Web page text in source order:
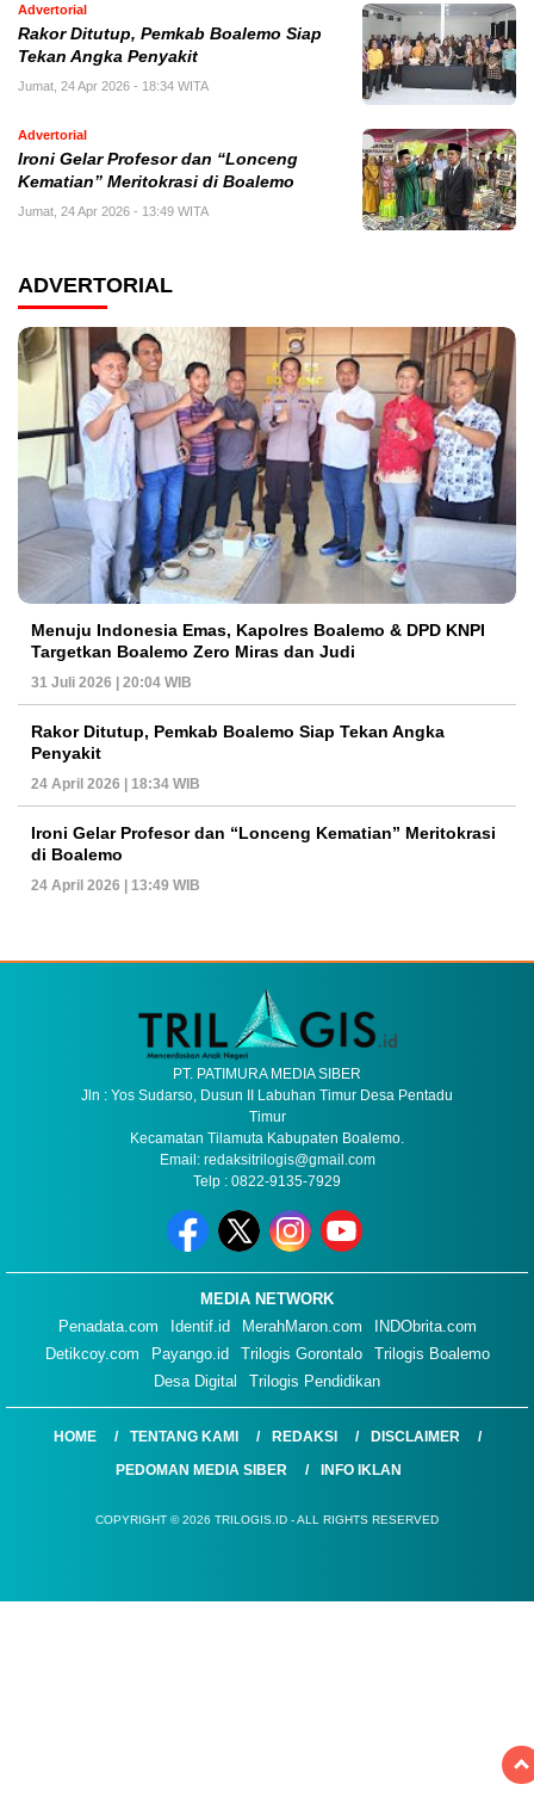
Advertorial
Rakor Ditutup, Pemkab Boalemo Siap
Tekan Angka Penyakit
Jumat, 24 Apr 2026 - 18:34 WITA
Advertorial
Ironi Gelar Profesor dan “Lonceng
Kematian” Meritokrasi di Boalemo
Jumat, 24 Apr 2026 - 13:49 WITA
ADVERTORIAL
Menuju Indonesia Emas, Kapolres Boalemo & DPD KNPI
Targetkan Boalemo Zero Miras dan Judi
31 Juli 2026 | 20:04 WIB
Rakor Ditutup, Pemkab Boalemo Siap Tekan Angka
Penyakit
24 April 2026 | 18:34 WIB
Ironi Gelar Profesor dan “Lonceng Kematian” Meritokrasi
di Boalemo
24 April 2026 | 13:49 WIB
PT. PATIMURA MEDIA SIBER
Jln : Yos Sudarso, Dusun II Labuhan Timur Desa Pentadu
Timur
Kecamatan Tilamuta Kabupaten Boalemo.
Email: redaksitrilogis@gmail.com
Telp : 0822-9135-7929
MEDIA NETWORK
Penadata.com
Identif.id MerahMaron.com
INDObrita.com
Detikcoy.com
Payango.id Trilogis Gorontalo
Trilogis Boalemo
Desa Digital
Trilogis Pendidikan
HOME TENTANG KAMI REDAKSI
DISCLAIMER
PEDOMAN MEDIA SIBER
INFO IKLAN
COPYRIGHT © 2026 TRILOGIS.ID - ALL RIGHTS RESERVED